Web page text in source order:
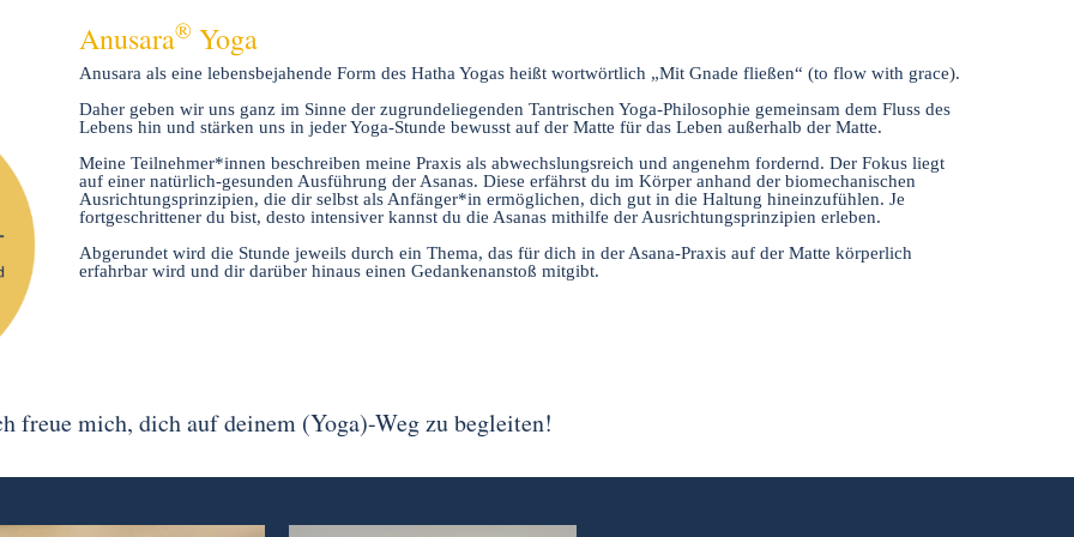
Anusara® Yoga
Anusara als eine lebensbejahende Form des Hatha Yogas heißt wortwörtlich „Mit Gnade fließen“ (to flow with grace).
Daher geben wir uns ganz im Sinne der zugrundeliegenden Tantrischen Yoga-Philosophie gemeinsam dem Fluss des
Lebens hin und stärken uns in jeder Yoga-Stunde bewusst auf der Matte für das Leben außerhalb der Matte.
Meine Teilnehmer*innen beschreiben meine Praxis als abwechslungsreich und angenehm fordernd. Der Fokus liegt
auf einer natürlich-gesunden Ausführung der Asanas. Diese erfährst du im Körper anhand der biomechanischen
Ausrichtungsprinzipien, die dir selbst als Anfänger*in ermöglichen, dich gut in die Haltung hineinzufühlen. Je
fortgeschrittener du bist, desto intensiver kannst du die Asanas mithilfe der Ausrichtungsprinzipien erleben.
Abgerundet wird die Stunde jeweils durch ein Thema, das für dich in der Asana-Praxis auf der Matte körperlich
erfahrbar wird und dir darüber hinaus einen Gedankenanstoß mitgibt.
freue mich, dich auf deinem (Yoga)-Weg zu begleiten!